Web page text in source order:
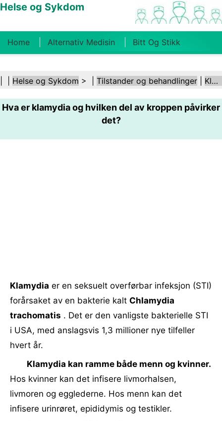
Helse og Sykdom
Home Alternativ Medisin Bitt Og Stikk
Kosthold Og Ernæring Familiehelse
Helsebransjen Psykisk Helse Folkehelse Og
Helse og Sykdom > | Tilstander og behandlinger Klamydia
Hva er klamydia og hvilken del av kroppen påvirker
det?
Klamydia er en seksuelt overførbar infeksjon (STI)
forårsaket av en bakterie kalt Chlamydia
trachomatis . Det er den vanligste bakterielle STI
i USA, med anslagsvis 1,3 millioner nye tilfeller
hvert år.
Klamydia kan ramme både menn og kvinner.
Hos kvinner kan det infisere livmorhalsen,
livmoren og egglederne. Hos menn kan det
infisere urinrøret, epididymis og testikler.